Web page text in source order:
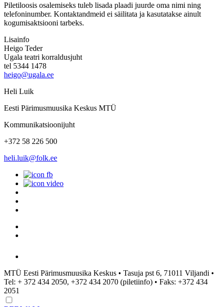
Piletiloosis osalemiseks tuleb lisada plaadi juurde oma nimi ning
telefoninumber. Kontaktandmeid ei säilitata ja kasutatakse ainult
kogumisaktsiooni tarbeks.
Lisainfo
Heigo Teder
Ugala teatri korraldusjuht
tel 5344 1478
heigo@ugala.ee
Heli Luik
Eesti Pärimusmuusika Keskus MTÜ
Kommunikatsioonijuht
+372 58 226 500
heli.luik@folk.ee
MTÜ Eesti Pärimusmuusika Keskus • Tasuja pst 6, 71011 Viljandi •
Tel: + 372 434 2050, +372 434 2070 (piletiinfo) • Faks: +372 434
2051